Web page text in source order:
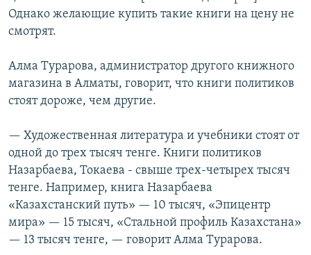
Однако желающие купить такие книги на цену не
смотрят.
Алма Турарова, администратор другого книжного
магазина в Алматы, говорит, что книги политиков
стоят дороже, чем другие.
— Художественная литература и учебники стоят от
одной до трех тысяч тенге. Книги политиков
Назарбаева, Токаева - свыше трех-четырех тысяч
тенге. Например, книга Назарбаева
«Казахстанский путь» — 10 тысяч, «Эпицентр
мира» — 15 тысяч, «Стальной профиль Казахстана»
— 13 тысяч тенге, — говорит Алма Турарова.